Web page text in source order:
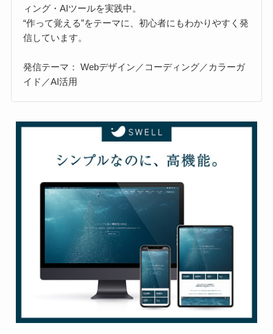
ィング・AIツールを実践中。
“作って覚える”をテーマに、初心者にもわかりやすく発
信しています。
発信テーマ： Webデザイン／コーディング／カラーガ
イド／AI活用